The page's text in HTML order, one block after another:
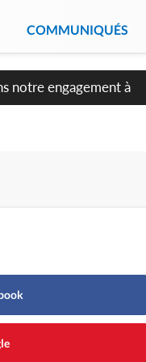
COMMUNIQUÉS
un exclu